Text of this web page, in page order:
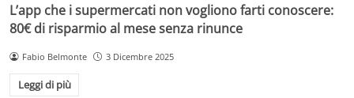
L’app che i supermercati non vogliono farti conoscere:
80€ di risparmio al mese senza rinunce
Fabio Belmonte 3 Dicembre 2025
Leggi di più